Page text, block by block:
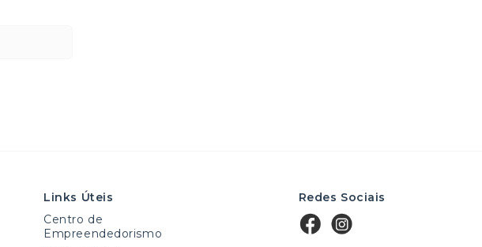
Links Úteis
Centro de
Empreendedorismo
Redes Sociais